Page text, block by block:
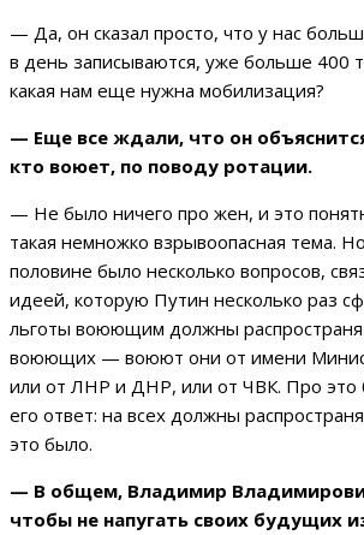
— Да, он сказал просто, что у нас
в день записываются, уже больше 400
какая нам еще нужна мобилизация?
— Еще все ждали, что он
кто воюет, по поводу ротации.
— Не было ничего про жен, и это
такая немножко взрывоопасная тема.
половине было несколько вопросов,
идеей, которую Путин несколько раз
льготы воюющим должны
воюющих — воюют они от имени
или от ЛНР и ДНР, или от ЧВК. Про это
его ответ: на всех должны
это было.
— В общем, Владимир
чтобы не напугать своих будущих